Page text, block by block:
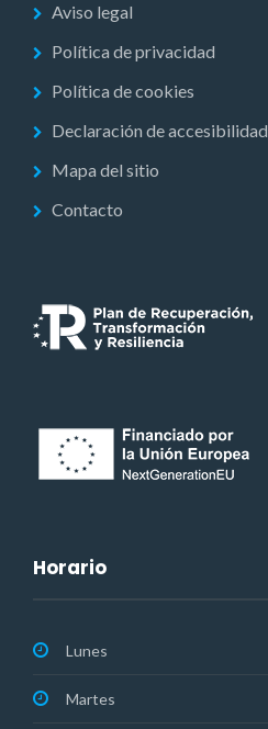
Aviso legal
Política de privacidad
Política de cookies
Declaración de accesibilidad
Mapa del sitio
Contacto
Horario
Lunes
Martes